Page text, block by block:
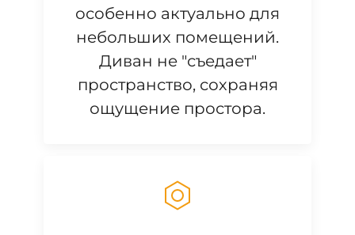
особенно актуально для
небольших помещений.
Диван не "съедает"
пространство, сохраняя
ощущение простора.